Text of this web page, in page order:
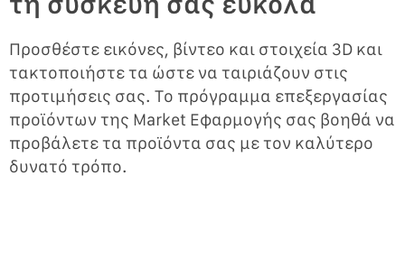
Προσθέστε εικόνες, βίντεο και στοιχεία 3D και
τακτοποιήστε τα ώστε να ταιριάζουν στις
προτιμήσεις σας. Το πρόγραμμα επεξεργασίας
προϊόντων της Market Εφαρμογής σας βοηθά να
προβάλετε τα προϊόντα σας με τον καλύτερο
δυνατό τρόπο.